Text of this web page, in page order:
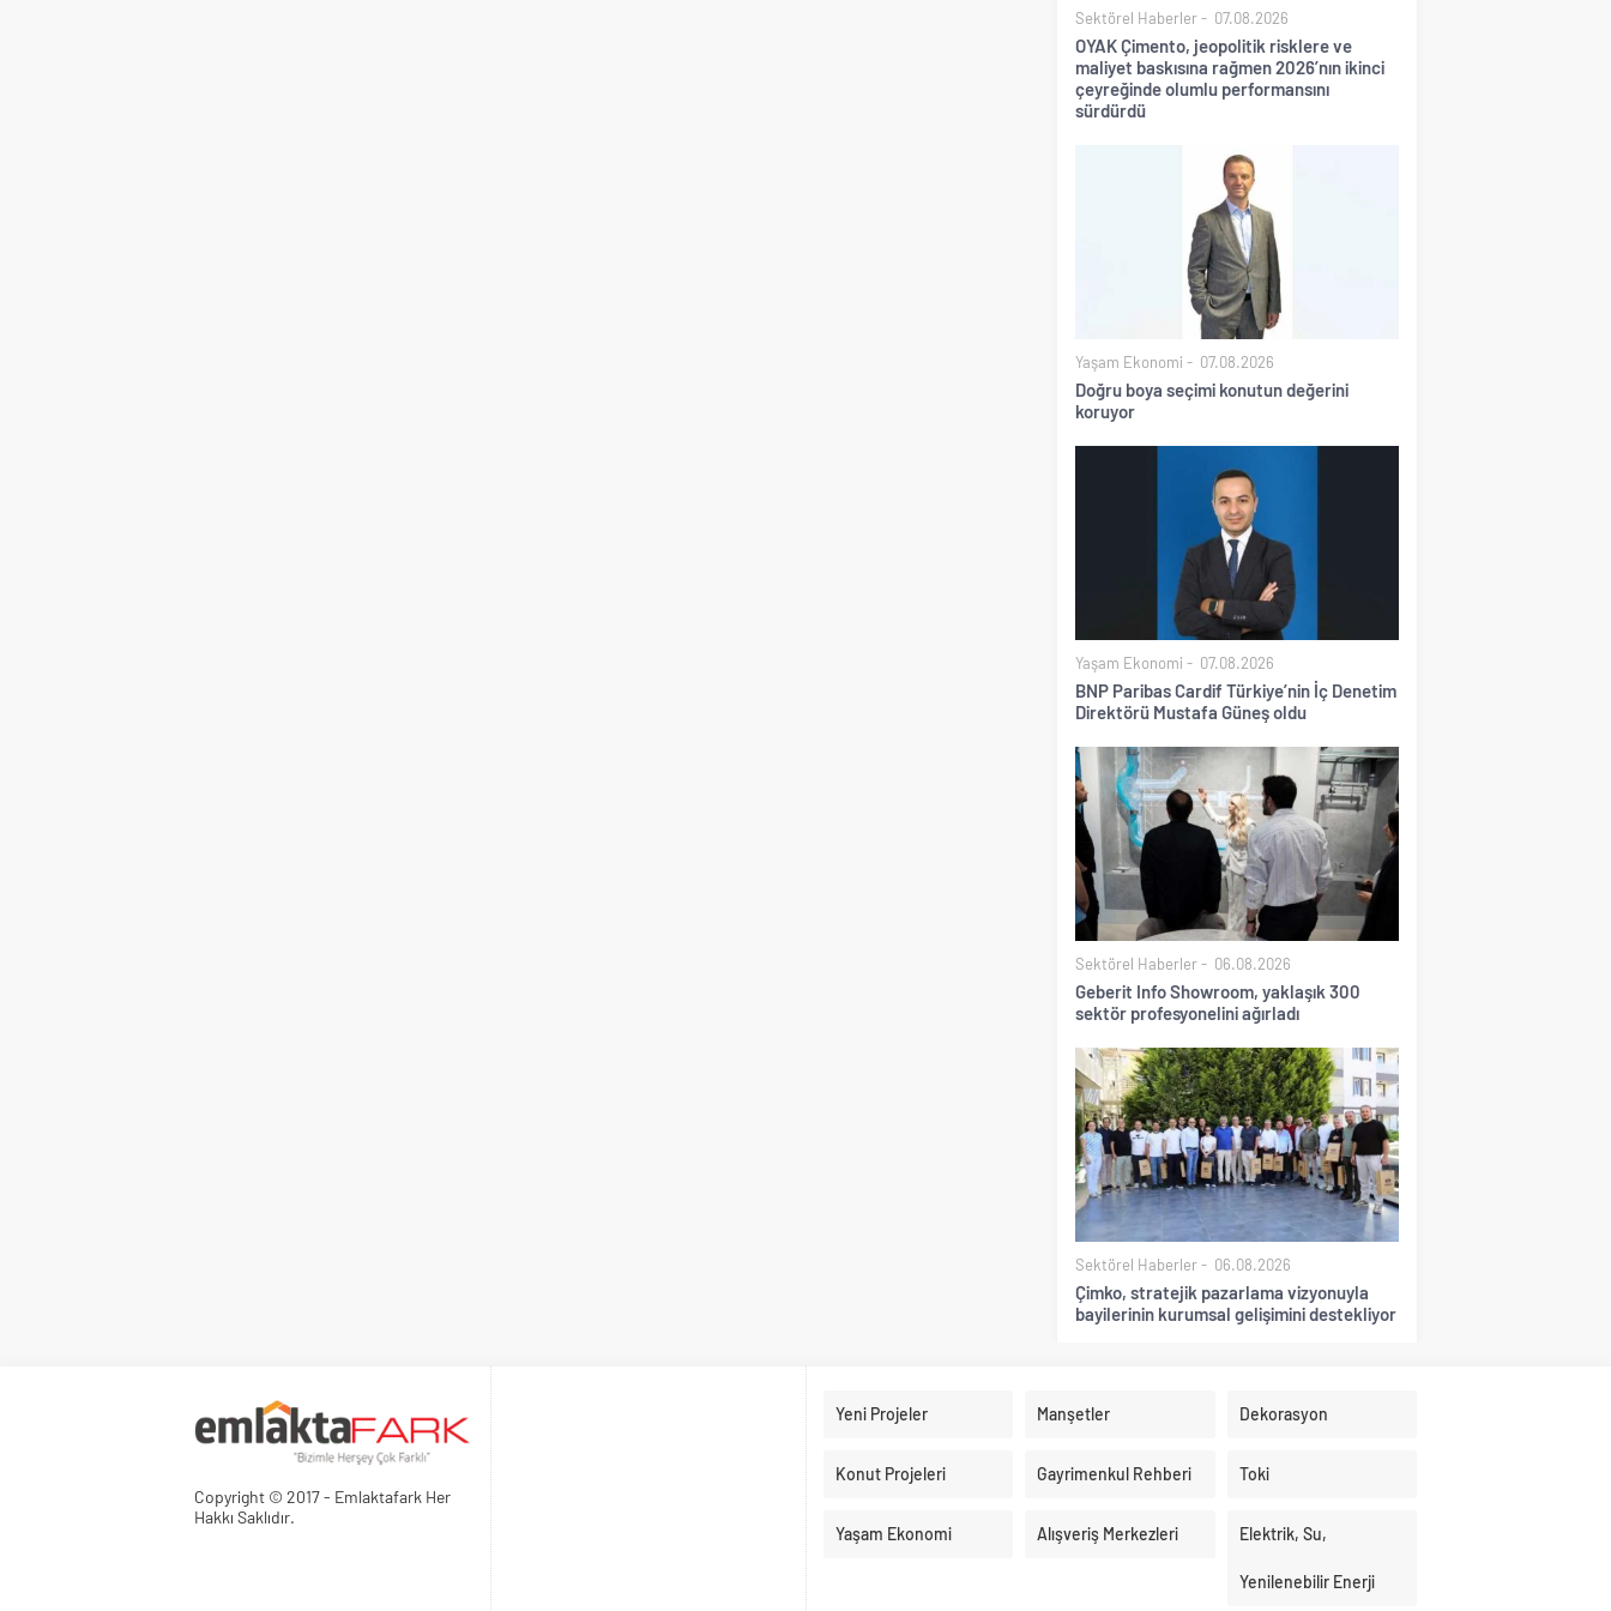
Sektörel Haberler 07.08.2026
OYAK Çimento, jeopolitik risklere ve
maliyet baskısına rağmen 2026’nın ikinci
çeyreğinde olumlu performansını
sürdürdü
Yaşam Ekonomi 07.08.2026
Doğru boya seçimi konutun değerini
koruyor
Yaşam Ekonomi 07.08.2026
BNP Paribas Cardif Türkiye’nin İç Denetim
Direktörü Mustafa Güneş oldu
Sektörel Haberler 06.08.2026
Geberit Info Showroom, yaklaşık 300
sektör profesyonelini ağırladı
Sektörel Haberler 06.08.2026
Çimko, stratejik pazarlama vizyonuyla
bayilerinin kurumsal gelişimini destekliyor
Copyright © 2017 - Emlaktafark Her
Hakkı Saklıdır.
Yeni Projeler Manşetler Dekorasyon
Konut Projeleri Gayrimenkul Rehberi Toki
Yaşam Ekonomi Alışveriş Merkezleri Elektrik, Su,
Yenilenebilir Enerji